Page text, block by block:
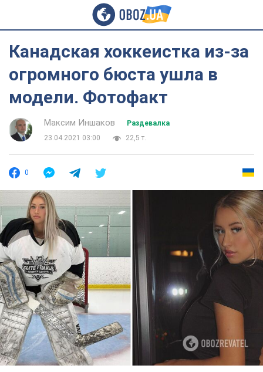
Канадская хоккеистка из-за
огромного бюста ушла в
модели. Фотофакт
Максим Иншаков
Раздевалка
23.04.2021 03:00
22,5 т.
0